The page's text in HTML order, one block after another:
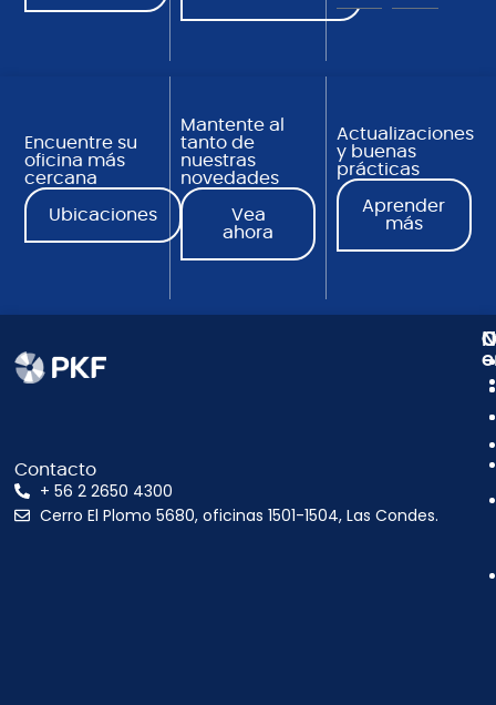
Encuentre su
oficina más
cercana
Ubicaciones
Mantente al
tanto de
nuestras
novedades
Vea
ahora
Actualizaciones
y buenas
prácticas
Aprender
más
Contacto
+ 56 2 2650 4300
Cerro El Plomo 5680, oficinas 1501-1504, Las Condes.